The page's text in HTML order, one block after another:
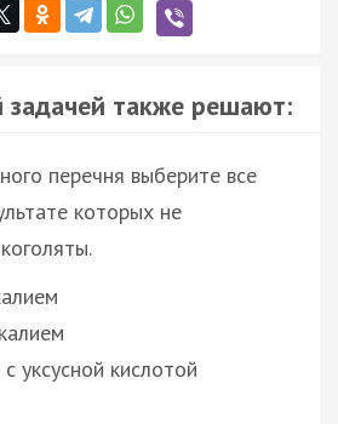
задачей также решают:
перечня выберите все
которых не
уксусной кислотой